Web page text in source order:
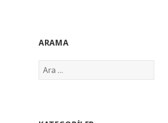
ARAMA
Arama: